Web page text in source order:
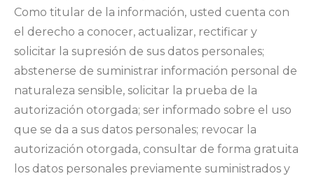
Como titular de la información, usted cuenta con
el derecho a conocer, actualizar, rectificar y
solicitar la supresión de sus datos personales;
abstenerse de suministrar información personal de
naturaleza sensible, solicitar la prueba de la
autorización otorgada; ser informado sobre el uso
que se da a sus datos personales; revocar la
autorización otorgada, consultar de forma gratuita
los datos personales previamente suministrados y